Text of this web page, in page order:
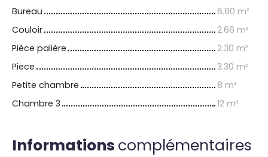
Bureau
6.80 m²
Couloir
2.66 m²
Pièce palière
2.30 m²
Piece
3.30 m²
Petite chambre
8 m²
Chambre 3
12 m²
Informations complémentaires